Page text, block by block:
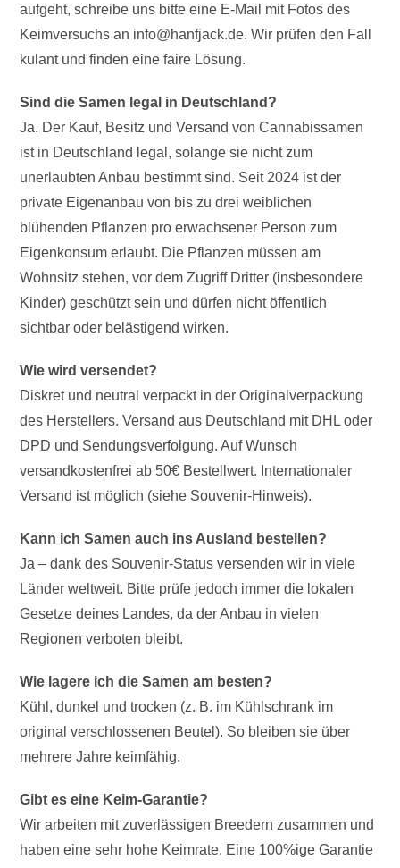
aufgeht, schreibe uns bitte eine E-Mail mit Fotos des
Keimversuchs an info@hanfjack.de. Wir prüfen den Fall
kulant und finden eine faire Lösung.
Sind die Samen legal in Deutschland?
Ja. Der Kauf, Besitz und Versand von Cannabissamen
ist in Deutschland legal, solange sie nicht zum
unerlaubten Anbau bestimmt sind. Seit 2024 ist der
private Eigenanbau von bis zu drei weiblichen
blühenden Pflanzen pro erwachsener Person zum
Eigenkonsum erlaubt. Die Pflanzen müssen am
Wohnsitz stehen, vor dem Zugriff Dritter (insbesondere
Kinder) geschützt sein und dürfen nicht öffentlich
sichtbar oder belästigend wirken.
Wie wird versendet?
Diskret und neutral verpackt in der Originalverpackung
des Herstellers. Versand aus Deutschland mit DHL oder
DPD und Sendungsverfolgung. Auf Wunsch
versandkostenfrei ab 50€ Bestellwert. Internationaler
Versand ist möglich (siehe Souvenir-Hinweis).
Kann ich Samen auch ins Ausland bestellen?
Ja – dank des Souvenir-Status versenden wir in viele
Länder weltweit. Bitte prüfe jedoch immer die lokalen
Gesetze deines Landes, da der Anbau in vielen
Regionen verboten bleibt.
Wie lagere ich die Samen am besten?
Kühl, dunkel und trocken (z. B. im Kühlschrank im
original verschlossenen Beutel). So bleiben sie über
mehrere Jahre keimfähig.
Gibt es eine Keim-Garantie?
Wir arbeiten mit zuverlässigen Breedern zusammen und
haben eine sehr hohe Keimrate. Eine 100%ige Garantie